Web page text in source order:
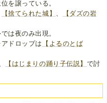
を譲っている。
【捨てられた城】 、
【ダズの岩
は夜のみ出現。
アドロップは
【よるのとば
【はじまりの踊り子伝説】 で討